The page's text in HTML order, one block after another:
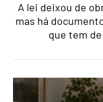
A lei deixou de
mas há
que tem